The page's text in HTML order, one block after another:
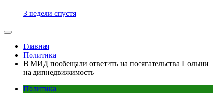
3 недели спустя
Главная
Политика
В МИД пообещали ответить на посягательства Польши
на дипнедвижимость
Политика